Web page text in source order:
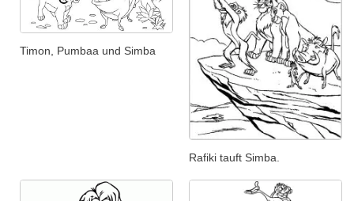
Timon, Pumbaa und Simba
Rafiki tauft Simba.